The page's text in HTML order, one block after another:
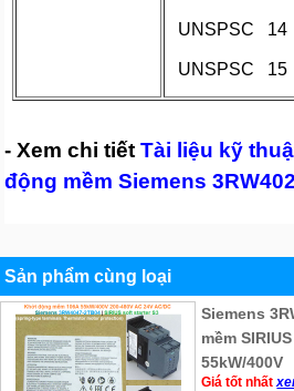
UNSPSC 14
UNSPSC 15
- Xem chi tiếtTài liệu kỹ
động mềm Siemens
Sản phẩm cùng loại
Siemens
mềm
55kW/400V
Giá tốt nhất